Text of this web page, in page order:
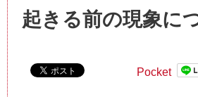
起きる前の現象に
Pocket